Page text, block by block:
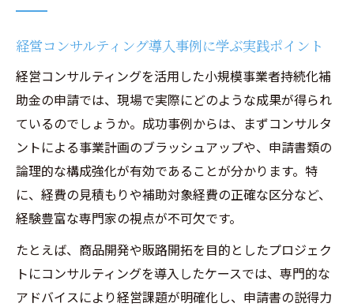
経営コンサルティング導入事例に学ぶ実践ポイント
経営コンサルティングを活用した小規模事業者持続化補
助金の申請では、現場で実際にどのような成果が得られ
ているのでしょうか。成功事例からは、まずコンサルタ
ントによる事業計画のブラッシュアップや、申請書類の
論理的な構成強化が有効であることが分かります。特
に、経費の見積もりや補助対象経費の正確な区分など、
経験豊富な専門家の視点が不可欠です。
たとえば、商品開発や販路開拓を目的としたプロジェク
トにコンサルティングを導入したケースでは、専門的な
アドバイスにより経営課題が明確化し、申請書の説得力